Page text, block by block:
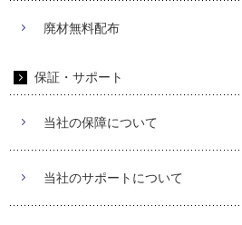
廃材無料配布
保証・サポート
当社の保障について
当社のサポートについて